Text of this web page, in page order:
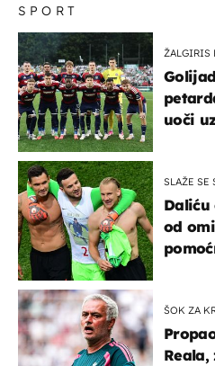
SPORT
ŽALGIRIS
uoči
SLAŽE SE
od
ŠOK ZA